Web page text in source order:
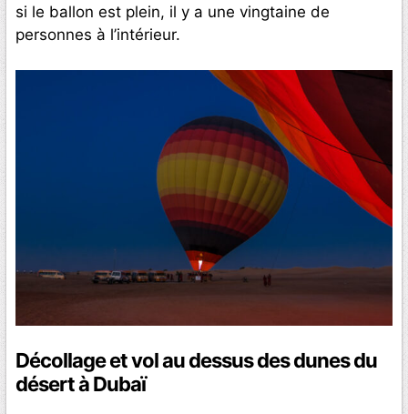
si le ballon est plein, il y a une vingtaine de
personnes à l’intérieur.
Décollage et vol au dessus des dunes du
désert à Dubaï